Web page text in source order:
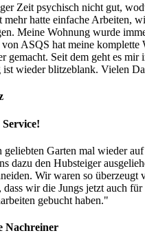
Zeit psychisch nicht gut,
hatte einfache Arbeiten,
Meine Wohnung wurde
ASQS hat meine komplette
gemacht. Seit dem geht es mir
ist wieder blitzeblank. Vielen
Garten mal wieder
dazu den Hubsteiger
Wir waren so überzeugt
wir die Jungs jetzt auch für
gebucht haben."
Nachreiner